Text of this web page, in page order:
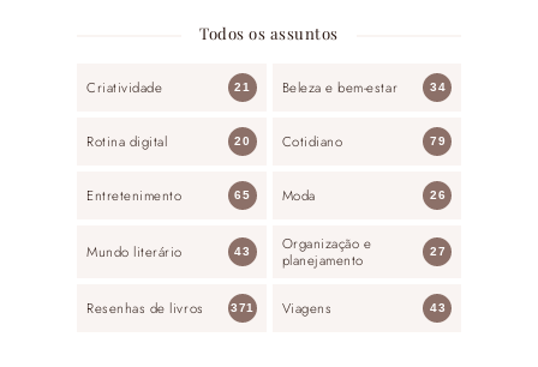
Todos os assuntos
Criatividade 21 Beleza e bem-estar 34
Rotina digital 20 Cotidiano 79
Entretenimento 65 Moda 26
Mundo literário 43
Organização e
planejamento
27
Resenhas de livros 371 Viagens 43